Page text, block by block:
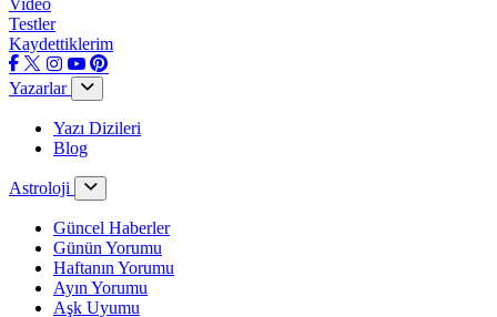
Video
Testler
Kaydettiklerim
Yazarlar
Yazı Dizileri
Blog
Astroloji
Güncel Haberler
Günün Yorumu
Haftanın Yorumu
Ayın Yorumu
Aşk Uyumu